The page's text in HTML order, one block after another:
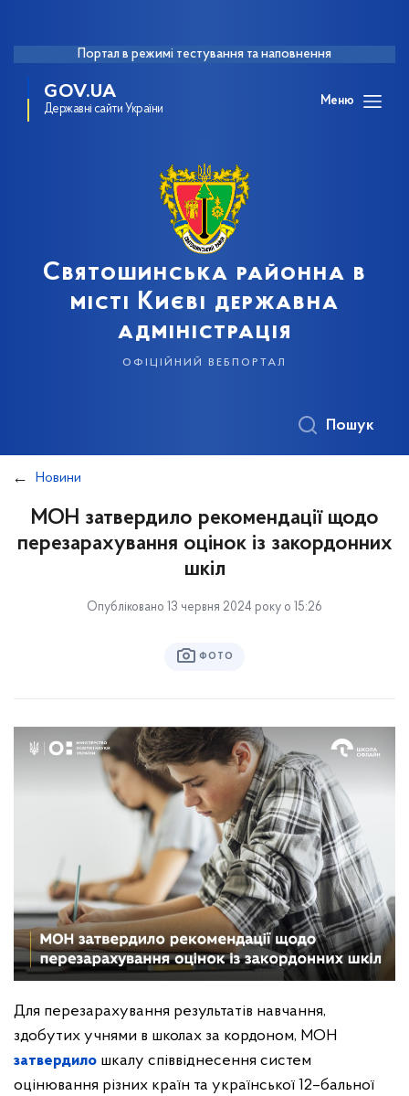
Портал в режимі тестування та наповнення
GOV.UA
Державні сайти України
Меню
Святошинська районна в
місті Києві державна
адміністрація
офіційний вебпортал
Пошук
Новини
МОН затвердило рекомендації щодо
перезарахування оцінок із закордонних
шкіл
Опубліковано 13 червня 2024 року о 15:26
ФОТО
Для перезарахування результатів навчання,
здобутих учнями в школах за кордоном, МОН
затвердило шкалу співвіднесення систем
оцінювання різних країн та української 12–бальної